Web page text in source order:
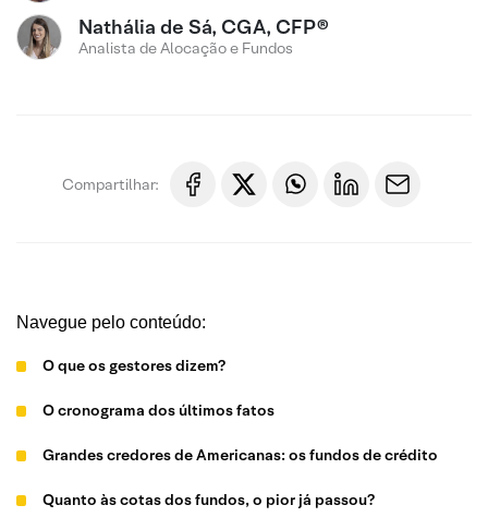
Nathália de Sá, CGA, CFP®
Analista de Alocação e Fundos
Compartilhar:
Navegue pelo conteúdo:
O que os gestores dizem?
O cronograma dos últimos fatos
Grandes credores de Americanas: os fundos de crédito
Quanto às cotas dos fundos, o pior já passou?